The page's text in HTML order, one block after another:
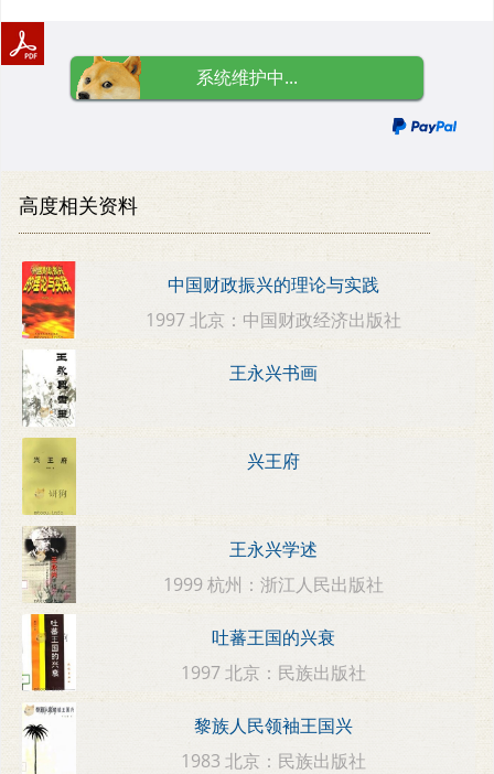
系统维护中...
高度相关资料
中国财政振兴的理论与实践
1997 北京：中国财政经济出版社
王永兴书画
兴王府
王永兴学述
1999 杭州：浙江人民出版社
吐蕃王国的兴衰
1997 北京：民族出版社
黎族人民领袖王国兴
1983 北京：民族出版社